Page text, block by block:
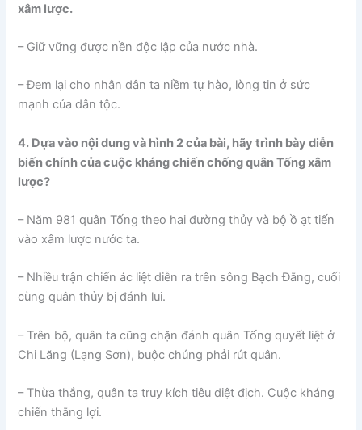
xâm lược.
– Giữ vững được nền độc lập của nước nhà.
– Đem lại cho nhân dân ta niềm tự hào, lòng tin ở sức
mạnh của dân tộc.
4. Dựa vào nội dung và hình 2 của bài, hãy trình bày diễn
biến chính của cuộc kháng chiến chống quân Tống xâm
lược?
– Năm 981 quân Tống theo hai đường thủy và bộ ồ ạt tiến
vào xâm lược nước ta.
– Nhiều trận chiến ác liệt diễn ra trên sông Bạch Đằng, cuối
cùng quân thủy bị đánh lui.
– Trên bộ, quân ta cũng chặn đánh quân Tống quyết liệt ở
Chi Lăng (Lạng Sơn), buộc chúng phải rút quân.
– Thừa thắng, quân ta truy kích tiêu diệt địch. Cuộc kháng
chiến thắng lợi.